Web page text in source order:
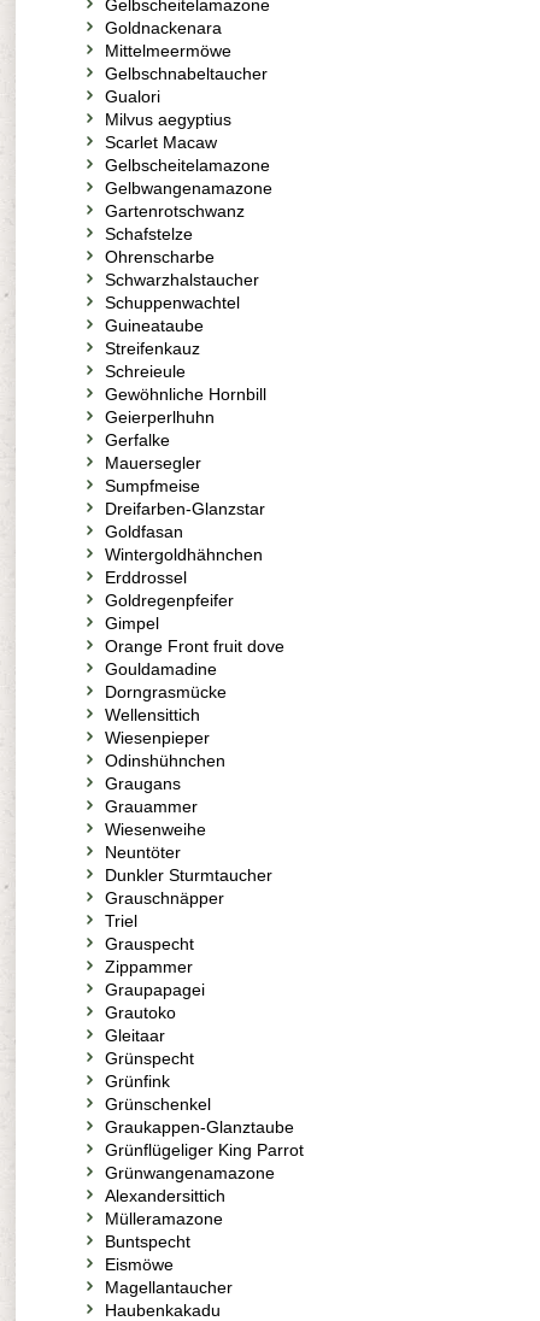
Gelbscheitelamazone
Goldnackenara
Mittelmeermöwe
Gelbschnabeltaucher
Gualori
Milvus aegyptius
Scarlet Macaw
Gelbscheitelamazone
Gelbwangenamazone
Gartenrotschwanz
Schafstelze
Ohrenscharbe
Schwarzhalstaucher
Schuppenwachtel
Guineataube
Streifenkauz
Schreieule
Gewöhnliche Hornbill
Geierperlhuhn
Gerfalke
Mauersegler
Sumpfmeise
Dreifarben-Glanzstar
Goldfasan
Wintergoldhähnchen
Erddrossel
Goldregenpfeifer
Gimpel
Orange Front fruit dove
Gouldamadine
Dorngrasmücke
Wellensittich
Wiesenpieper
Odinshühnchen
Graugans
Grauammer
Wiesenweihe
Neuntöter
Dunkler Sturmtaucher
Grauschnäpper
Triel
Grauspecht
Zippammer
Graupapagei
Grautoko
Gleitaar
Grünspecht
Grünfink
Grünschenkel
Graukappen-Glanztaube
Grünflügeliger King Parrot
Grünwangenamazone
Alexandersittich
Mülleramazone
Buntspecht
Eismöwe
Magellantaucher
Haubenkakadu